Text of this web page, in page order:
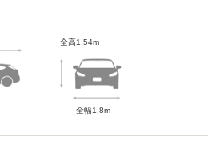
全高1.54m
全幅1.8m